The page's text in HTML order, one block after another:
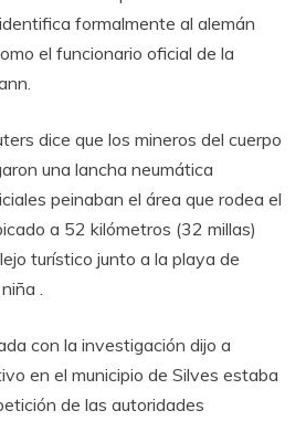
formalmente al alemán
el funcionario oficial de la
dice que los mineros del cuerpo
una lancha neumática
peinaban el área que rodea el
a 52 kilómetros (32 millas)
turístico junto a la playa de
.
con la investigación dijo a
en el municipio de Silves estaba
de las autoridades